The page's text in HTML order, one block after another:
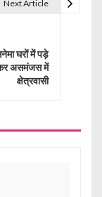
Next Article
घरों में पड़े
असमंजस में
क्षेत्रवासी